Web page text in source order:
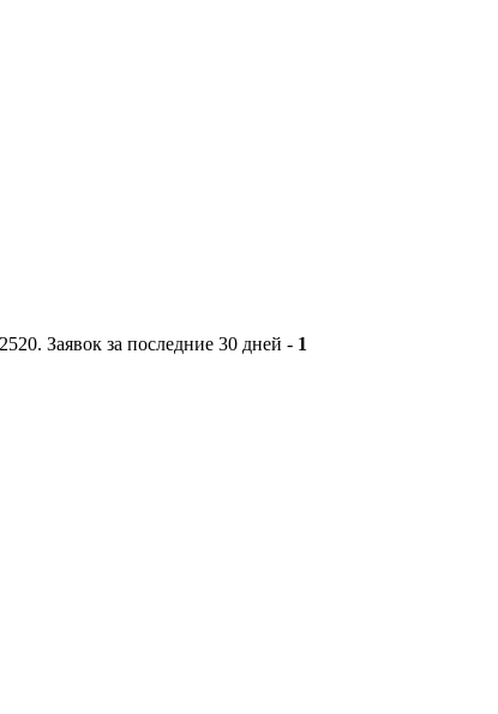
2520. Заявок за последние 30 дней - 1